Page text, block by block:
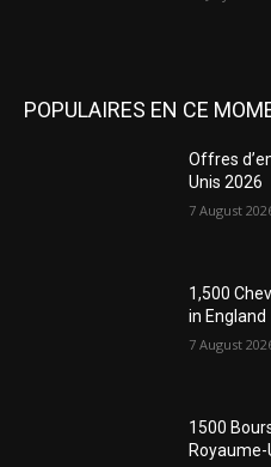
POPULAIRES EN CE
Offres
Unis 2026
7 August
1,500
in England
7 August
1500
Royaume-